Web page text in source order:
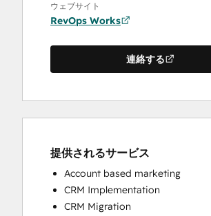
ウェブサイト
RevOps Works
連絡する
提供されるサービス
Account based marketing
CRM Implementation
CRM Migration